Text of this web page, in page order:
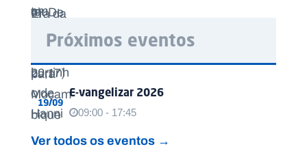
Próximos eventos
19/09
E-vangelizar 2026
09:00 - 17:45
Ver todos os eventos →